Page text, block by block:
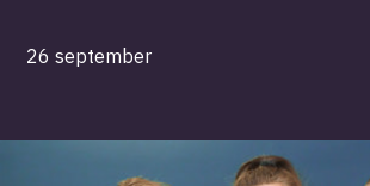
26 september